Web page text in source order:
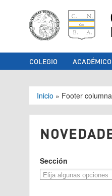
COLEGIO ACADÉMICO
Se
Inicio » Footer
Sección